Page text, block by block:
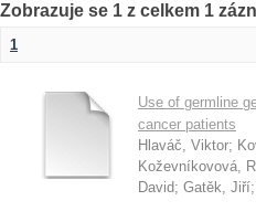
Zobrazuje se 1 z celkem 1
1
Use of germline
cancer patients
Hlaváč, Viktor;
Koževníkovová,
David; Gatěk, Jiří;